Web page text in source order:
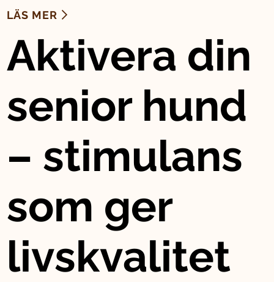
LÄS MER
Aktivera din
senior hund
– stimulans
som ger
livskvalitet